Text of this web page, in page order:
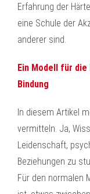
Erfahrung der
eine Schule der
anderer sind.
Ein Modell für
Bindung
In diesem Artikel
vermitteln. Ja,
Leidenschaft,
Beziehungen zu
Für den normalen